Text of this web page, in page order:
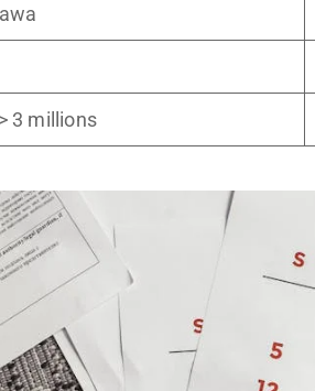
3 millions